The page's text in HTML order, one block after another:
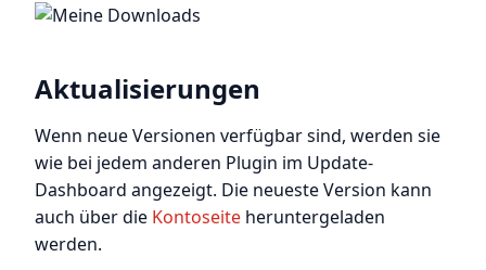
Aktualisierungen
Wenn neue Versionen verfügbar sind, werden sie
wie bei jedem anderen Plugin im Update-
Dashboard angezeigt. Die neueste Version kann
auch über die Kontoseite heruntergeladen
werden.